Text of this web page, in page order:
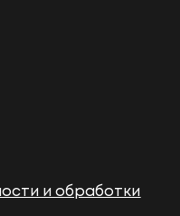
и обработки